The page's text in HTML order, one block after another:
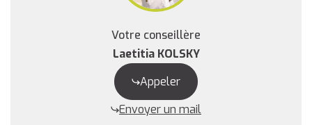
Votre conseillère
Laetitia KOLSKY
Appeler
Envoyer un mail